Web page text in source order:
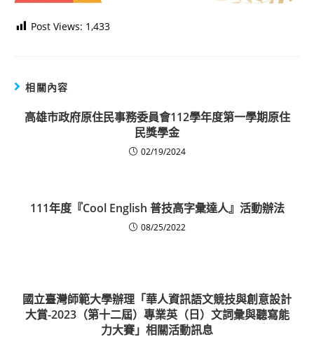
Post Views: 1,433
相關內容
高雄市政府原住民事務委員會112學年度第一學期原住
民獎學金
02/19/2024
111年度『Cool English 普技高字彙達人』活動辦法
08/25/2022
國立臺灣師範大學辦理「華人資訊語文競技與創意設計
大賞-2023（第十二屆）專業英（日）文詞彙與聽寫能
力大賽」相關活動訊息